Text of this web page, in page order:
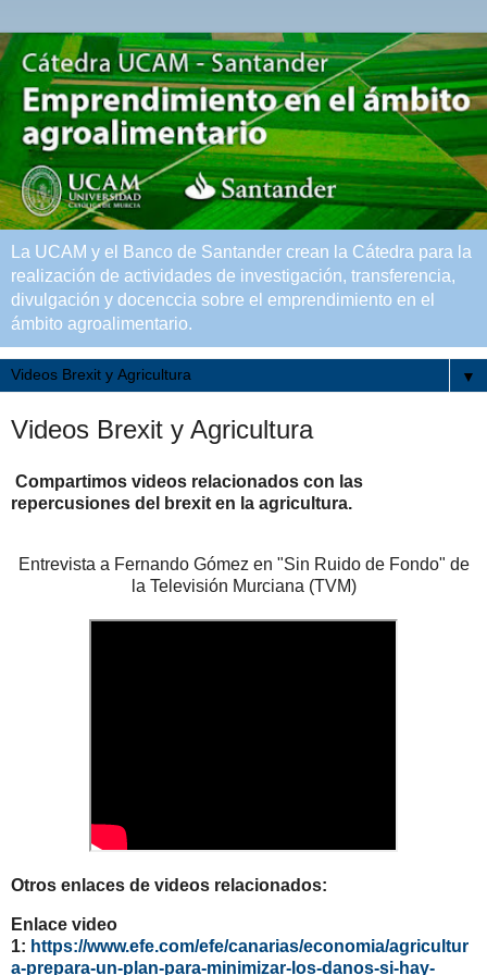
La UCAM y el Banco de Santander crean la Cátedra para la
realización de actividades de investigación, transferencia,
divulgación y docenccia sobre el emprendimiento en el
ámbito agroalimentario.
▼
Videos Brexit y Agricultura
Compartimos videos relacionados con las
repercusiones del brexit en la agricultura.
Entrevista a Fernando Gómez en "Sin Ruido de Fondo" de
la Televisión Murciana (TVM)
Otros enlaces de videos relacionados:
Enlace video
1: https://www.efe.com/efe/canarias/economia/agricultur
a-prepara-un-plan-para-minimizar-los-danos-si-hay-